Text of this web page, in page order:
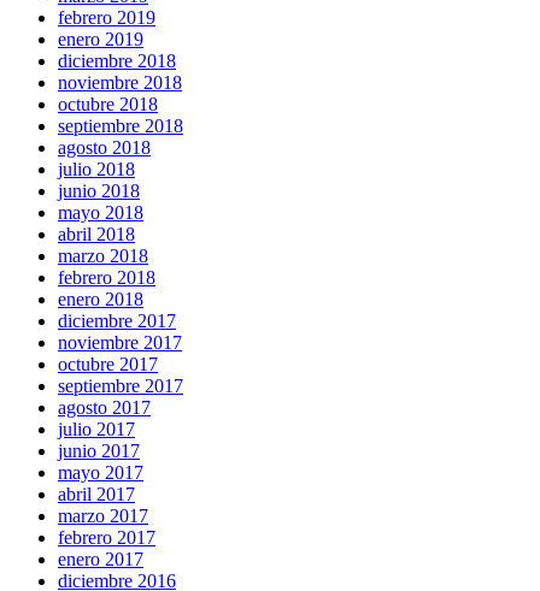
febrero 2019
enero 2019
diciembre 2018
noviembre 2018
octubre 2018
septiembre 2018
agosto 2018
julio 2018
junio 2018
mayo 2018
abril 2018
marzo 2018
febrero 2018
enero 2018
diciembre 2017
noviembre 2017
octubre 2017
septiembre 2017
agosto 2017
julio 2017
junio 2017
mayo 2017
abril 2017
marzo 2017
febrero 2017
enero 2017
diciembre 2016